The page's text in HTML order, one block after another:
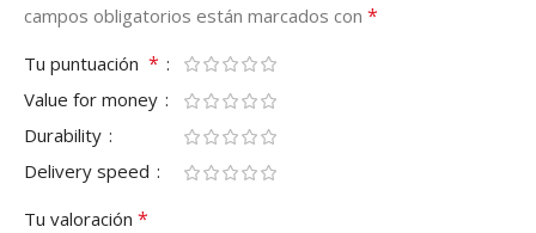
campos obligatorios están marcados con *
Tu puntuación *
Value for money
Durability
Delivery speed
Tu valoración *